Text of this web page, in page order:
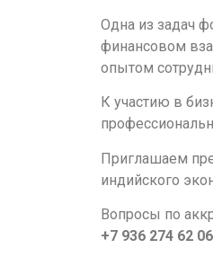
Одна из задач
финансовом
опытом
К участию в
Приглашаем
индийского
Вопросы по
+7 936 274 62 06